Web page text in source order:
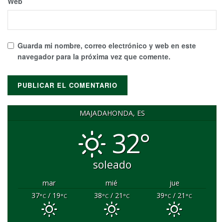
Guarda mi nombre, correo electrónico y web en este
navegador para la próxima vez que comente.
MAJADAHONDA, ES
32°
soleado
mar mié
jue
37°C/ 19°C 38°C/ 21 °C 39°C/ 21 °C